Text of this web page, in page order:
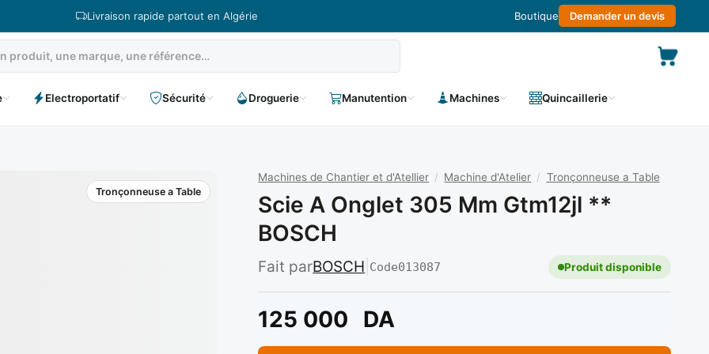
Livraison rapide partout en Algérie Boutique Demander un devis
Electroportatif Sécurité Droguerie Manutention Machines Quincaillerie
Tronçonneuse a Table
Machines de Chantier et d'Atellier / Machine d'Atelier / Tronçonneuse a Table
Scie A Onglet 305 Mm Gtm12jl **
BOSCH
Fait parBOSCH Code013087 Produit disponible
125 000 DA